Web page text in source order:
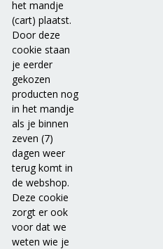
het mandje
(cart) plaatst.
Door deze
cookie staan
je eerder
gekozen
producten nog
in het mandje
als je binnen
zeven (7)
dagen weer
terug komt in
de webshop.
Deze cookie
zorgt er ook
voor dat we
weten wie je